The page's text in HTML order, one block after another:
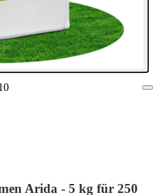
Arida - 5 kg für 250